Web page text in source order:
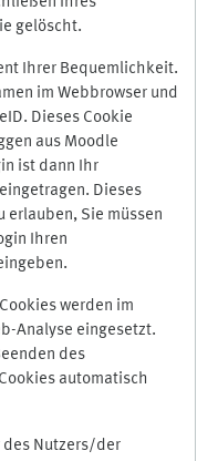
gelöscht.
Ihrer Bequemlichkeit.
im Webbrowser und
Dieses Cookie
aus Moodle
ist dann Ihr
Dieses
erlauben, Sie müssen
Ihren
werden im
Analyse eingesetzt.
des
automatisch
des Nutzers/der